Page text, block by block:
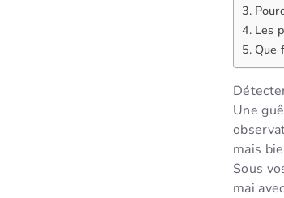
Les
Que
Une
mais
Sous
mai